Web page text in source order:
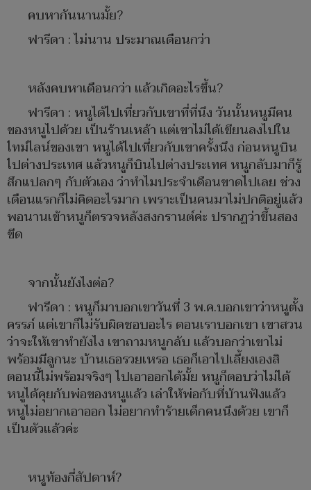
คบหากันนานมั้ย?
ฟารีดา : ไม่นาน ประมาณเดือนกว่า
หลังคบหาเดือนกว่า แล้วเกิดอะไรขึ้น?
ฟารีดา : หนูได้ไปเที่ยวกับเขาที่ที่นึง วันนั้นหนูมีคน
ของหนูไปด้วย เป็นร้านเหล้า แต่เขาไม่ได้เขียนลงไปใน
ไทม์ไลน์ของเขา หนูได้ไปเที่ยวกับเขาครั้งนึง ก่อนหนูบิน
ไปต่างประเทศ แล้วหนูก็บินไปต่างประเทศ หนูกลับมาก็รู้
สึกแปลกๆ กับตัวเอง ว่าทำไมประจำเดือนขาดไปเลย ช่วง
เดือนแรกก็ไม่คิดอะไรมาก เพราะเป็นคนมาไม่ปกติอยู่แล้ว
พอนานเข้าหนูก็ตรวจหลังสงกรานต์ค่ะ ปรากฏว่าขึ้นสอง
ขีด
จากนั้นยังไงต่อ?
ฟารีดา : หนูก็มาบอกเขาวันที่ 3 พ.ค.บอกเขาว่าหนูตั้ง
ครรภ์ แต่เขาก็ไม่รับผิดชอบอะไร ตอนเราบอกเขา เขาสวน
ว่าจะให้เขาทำยังไง เขาถามหนูกลับ แล้วบอกว่าเขาไม่
พร้อมมีลูกนะ บ้านเธอรวยเหรอ เธอก็เอาไปเลี้ยงเองสิ
ตอนนี้ไม่พร้อมจริงๆ ไปเอาออกได้มั้ย หนูก็ตอบว่าไม่ได้
หนูได้คุยกับพ่อของหนูแล้ว เล่าให้พ่อกับที่บ้านฟังแล้ว
หนูไม่อยากเอาออก ไม่อยากทำร้ายเด็กคนนึงด้วย เขาก็
เป็นตัวแล้วค่ะ
หนูท้องกี่สัปดาห์?